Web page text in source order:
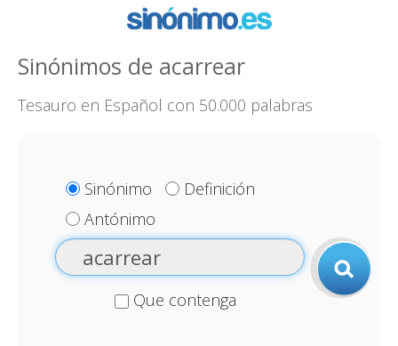
Sinónimos de acarrear
Tesauro en Español con 50.000 palabras
Sinónimo
Definición
Antónimo
Que contenga